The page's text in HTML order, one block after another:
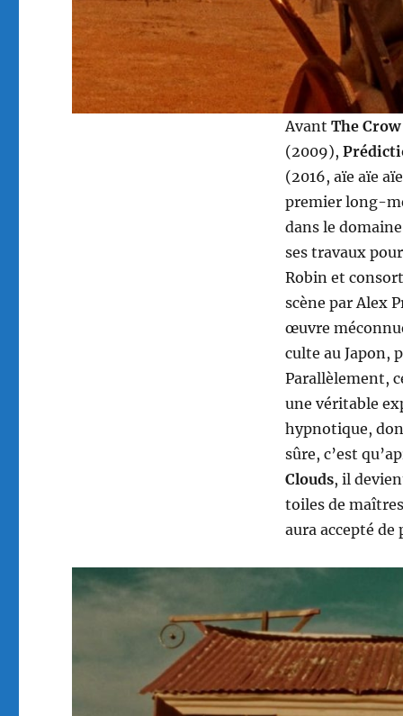
Avant The Crow
(2009),
(2016, aïe aïe
premier long-
dans le
ses travaux
Robin et
scène par Alex
œuvre
culte au Japon,
Parallèlement,
une véritable
hypnotique,
sûre, c’est
Clouds, il
toiles de
aura accepté